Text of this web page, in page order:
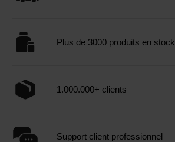
Plus de 3000 produits en stock
1.000.000+ clients
Support client professionnel